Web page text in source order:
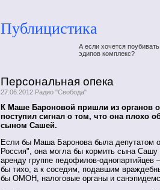
Публицистика
А если хочется
эдипов комплекс?
Персональная опека
27.06.2012 Радио "Свобода"
К Маше Бароновой пришли из органов
поступил сигнал о том, что она плохо
сыном Сашей.
Если бы Маша Баронова была депутатом
Россия", она могла бы кормить сына Сашу
аренду группе педофилов-однопартийцев
бы тихо, а к соседям, подавшим
бы ОМОН, налоговые органы и